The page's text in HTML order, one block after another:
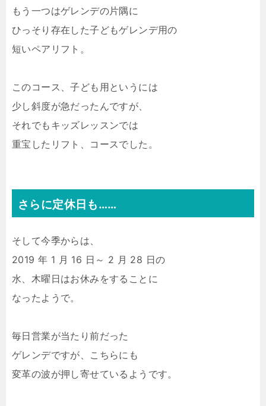
もう一つはゲレンデの片隅に
ひっそり存在した子どもゲレンデ用の
短いペアリフト。
このコース、子ども用というには
少し斜度が急だったんですが、
それでもキッズレッスンでは
重宝したリフト、コースでした。
さらに定休日も……
そして今季からは、
2019 年 1 月 16 日～ 2 月 28 日の
水、木曜日はお休みをすることに
なったようで。
毎日営業が当たり前だった
ゲレンデですが、こちらにも
変革の波が押し寄せているようです。